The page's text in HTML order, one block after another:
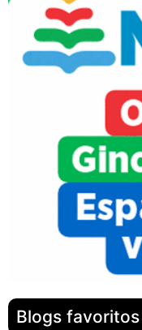
Blogs favoritos